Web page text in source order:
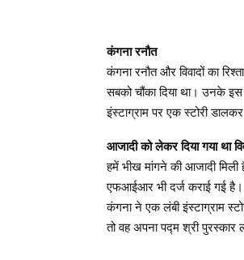
कंगना रनौत
कंगना रनौत और विवादों का
सबको चौंका दिया था। उनके इस
इंस्टाग्राम पर एक स्टोरी
आजादी को लेकर दिया गया था
हमें भीख मांगने की आजादी
एफआईआर भी दर्ज कराई गई है।
कंगना ने एक लंबी इंस्टाग्राम
तो वह अपना पद्म श्री पुरस्कार